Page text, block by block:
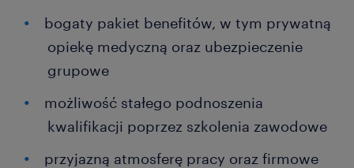
bogaty pakiet benefitów, w tym prywatną
opiekę medyczną oraz ubezpieczenie
grupowe
możliwość stałego podnoszenia
kwalifikacji poprzez szkolenia zawodowe
przyjazną atmosferę pracy oraz firmowe